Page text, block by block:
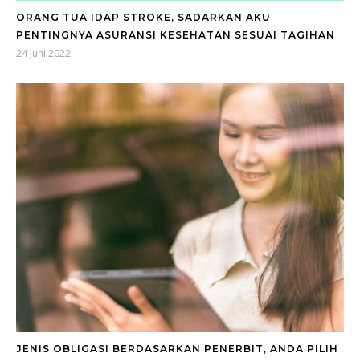
ORANG TUA IDAP STROKE, SADARKAN AKU
PENTINGNYA ASURANSI KESEHATAN SESUAI TAGIHAN
24 Juni 2022
JENIS OBLIGASI BERDASARKAN PENERBIT, ANDA PILIH